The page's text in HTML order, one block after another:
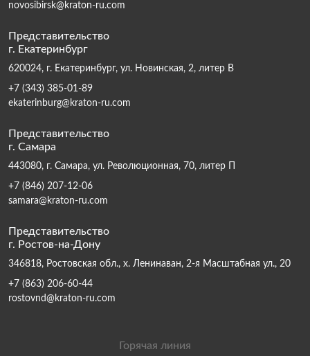
novosibirsk@kraton-ru.com
Представительство
г. Екатеринбург
620024, г. Екатеринбург, ул. Новинская, 2, литер В
+7 (343) 385-01-89
ekaterinburg@kraton-ru.com
Представительство
г. Самара
443080, г. Самара, ул. Революционная, 70, литер П
+7 (846) 207-12-06
samara@kraton-ru.com
Представительство
г. Ростов-на-Дону
346818, Ростовская обл., х. Ленинаван, 2-я Масштабная ул., 20
+7 (863) 206-60-44
rostovnd@kraton-ru.com
Горячая линия